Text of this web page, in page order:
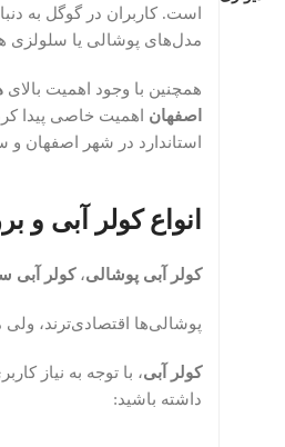
است. کاربران در گوگل به
مدل‌های پوشالی یا سلولزی
همچنین با وجود اهمیت بالای
اصفهان اهمیت خاصی پیدا
استاندارد در شهر اصفهان و
انواع کولر آبی و
کولر آبی پوشالی،کولر آبی
پوشالی‌ها اقتصادی‌ترند،
کولر آبی، با توجه به نیاز
داشته باشید: